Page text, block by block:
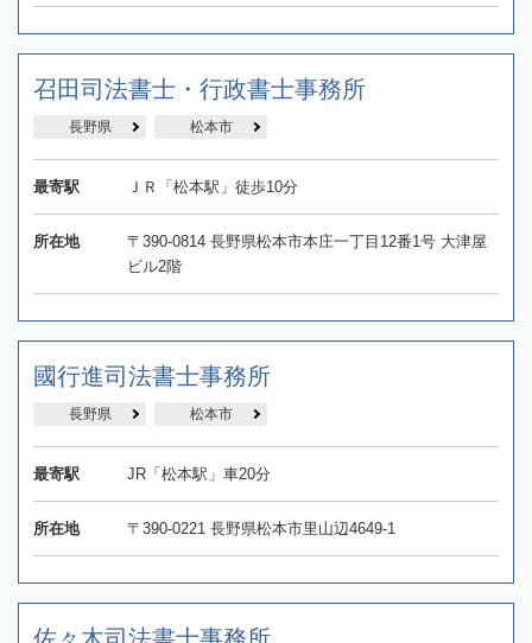
召田司法書士・行政書士事務所
長野県 松本市
最寄駅 ＪＲ「松本駅」徒歩10分
所在地
〒390-0814 長野県松本市本庄一丁目12番1号 大津屋
ビル2階
國行進司法書士事務所
長野県 松本市
最寄駅 JR「松本駅」車20分
所在地 〒390-0221 長野県松本市里山辺4649-1